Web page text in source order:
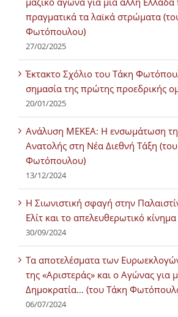
πραγματικά τα λαϊκά στρώματα
Φωτόπουλου)
27/02/2025
Έκτακτο Σχόλιο του Τάκη
σημασία της πρώτης προεδρικής
20/01/2025
Ανάλυση ΜΕΚΕΑ: Η ενσωμάτωση
Ανατολής στη Νέα Διεθνή Τάξη
Φωτόπουλου)
13/12/2024
Η Σιωνιστική σφαγή στην
Ελίτ και το απελευθερωτικό κίνημα
30/09/2024
Τα αποτελέσματα των
της «Αριστεράς» και ο Αγώνας για
Δημοκρατία… (του Τάκη
06/07/2024